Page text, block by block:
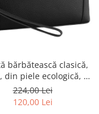
bărbătească clasică,
din piele ecologică, cu
- Rovicky PTR-R-SDR-
01-1631 BLACK
224,00 Lei
120,00 Lei